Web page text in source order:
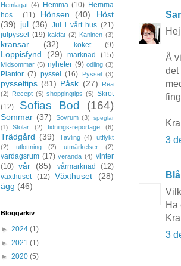
Å
det
3
Ha
3
Hemlagat (4) Hemma (10) Hemma
hos...
(11) Hönsen (40)
Höst
(39) jul (36) Jul i vårt hus (21)
julpyssel
(19) kakfat (2) Kaninen (3)
kransar (32) köket (9)
Loppisfynd (29) marknad (15)
Midsommar (5) nyheter (9) odling (3)
Plantor (7) pyssel (16) Pyssel (3)
pysseltips (81) Påsk (27)
Rea
(2) Recept (5) shoppingtips (5) Skrot
(12)
Sofias Bod (164)
Sommar (37) Sovrum (3)
speglar
(1)
Stolar (2) tidnings-reportage (6)
Trädgård (39) Tävling (4)
utflykt
(2)
utlottning (2) utmärkelser (2)
vardagsrum (17) veranda (4) vinter
(10) vår (85) vårmarknad
(12)
växthuset
(12) Växthuset
(28)
ägg (46)
Bloggarkiv
► 2024 (1)
► 2021 (1)
► 2020 (5)